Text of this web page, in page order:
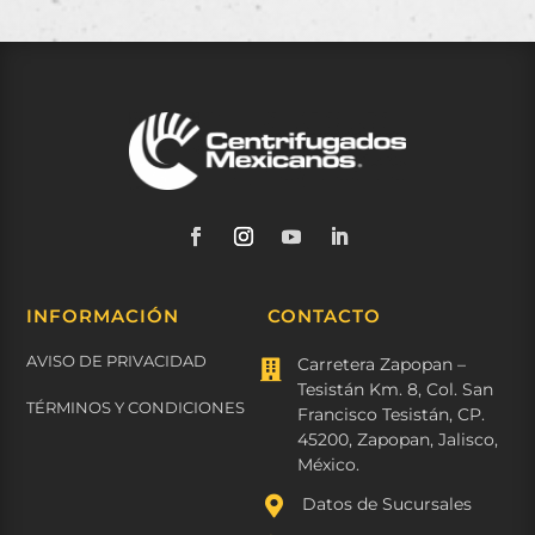
INFORMACIÓN
AVISO DE PRIVACIDAD
TÉRMINOS Y CONDICIONES
CONTACTO

Carretera Zapopan –
Tesistán Km. 8, Col. San
Francisco Tesistán, CP.
45200, Zapopan, Jalisco,
México.
 Datos de Sucursales